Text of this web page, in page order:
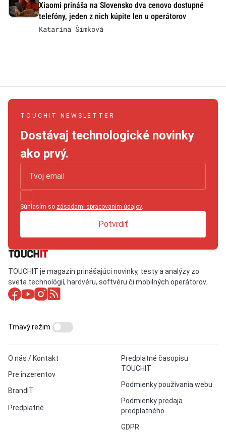
Xiaomi prináša na Slovensko dva cenovo dostupné
telefóny, jeden z nich kúpite len u operátorov
Katarína Šimková
TOUCHIT NEWSLETTER
Dostávaj technologické novinky
ako prvý.
Súhlasím so zásadami spracovaním údajov.
Potvrdiť
TOUCHIT je magazín prinášajúci novinky, testy a analýzy zo
sveta technológií, hardvéru, softvéru či mobilných operátorov.
O nás / Kontakt
Pre inzerentov
BrandIT
Predplatné
Predplatné časopisu
TOUCHIT
Podmienky používania webu
Podmienky predaja
predplatného
GDPR
Tmavý režim